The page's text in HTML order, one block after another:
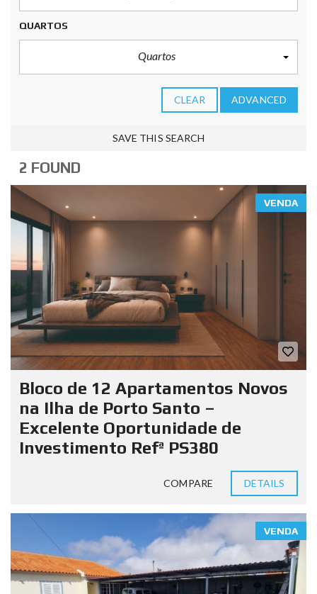
QUARTOS
Quartos
CLEAR ADVANCED
SAVE THIS SEARCH
2 FOUND
VENDA
Bloco de 12 Apartamentos Novos
na Ilha de Porto Santo –
Excelente Oportunidade de
Investimento Refª PS380
COMPARE DETAILS
VENDA